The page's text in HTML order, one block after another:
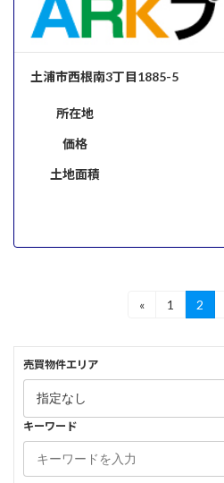
土浦市西根南3丁目1885-5
所在地
価格
土地面積
の
ー
«
固
ジ
1
固
定
ジ
2
売買物件エリア
キーワード